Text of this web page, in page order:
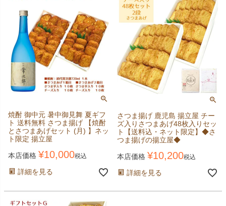
焼酎 御中元 暑中御見舞 夏ギフ
ト 送料無料 さつま揚げ 【焼酎
とさつまあげセット (月) 】ネッ
ト限定 揚立屋
本店価格 ¥10,000税込
詳細を見る
さつま揚げ 鹿児島 揚立屋 チー
ズ入りさつまあげ48枚入りセッ
ト【送料込・ネット限定】◆さ
つま揚げの揚立屋◆
本店価格 ¥10,200税込
詳細を見る